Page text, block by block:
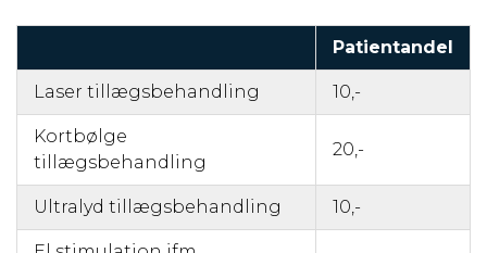
Patientandel
Laser tillægsbehandling 10,-
Kortbølge
tillægsbehandling
20,-
Ultralyd tillægsbehandling 10,-